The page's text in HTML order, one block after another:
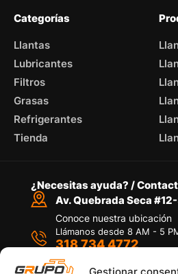
Gestionar
Categorías
Llantas
Lubricantes
Filtros
Grasas
Refrigerantes
Tienda
¿Necesitas ayuda? /
Av. Quebrada Seca
Conoce nuestra ubicación
Llámanos desde 8 AM - 5
318 734 4772
Por medio de WhatsApp